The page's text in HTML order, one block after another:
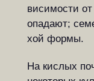
ви­си­мо­с­ти
опа­да­ют;
хой фор­мы.
На кислых